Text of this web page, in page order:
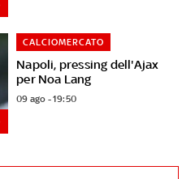
Napoli, pressing dell'Ajax
per Noa Lang
CALCIOMERCATO
09 ago - 19:50